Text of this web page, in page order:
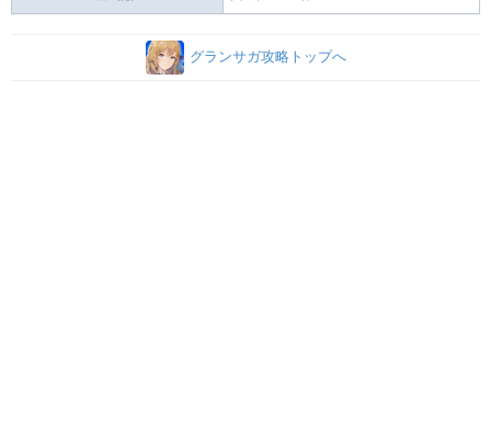
グランサガ攻略トップへ